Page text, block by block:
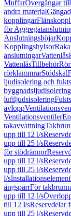
MuffarÖvergångar
andra material
kopplingar
för
Anslutningsböjar
Kopplingshylsor
anslutningarVattenlås
VattenlåsTillbehör
rörklammrarStödskal
ljudisolering och
byggnadsljudisolering
luftljudsisolering
avlopp
Ventilationsventiler
takavvattning
upp till 12 l/s
upp till 25 l/s
för stödrännor
upp till 12 l/s
upp till 25 l/s
l/s
ångspärrFör
upp till 12 l/s
till 12 l/sReservdelar
upp till 25 l/s